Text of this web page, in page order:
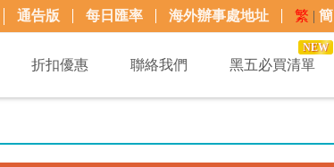
通告版 每日匯率 海外辦事處地址 繁 | 簡
折扣優惠 聯絡我們 黑五必買清單
NEW